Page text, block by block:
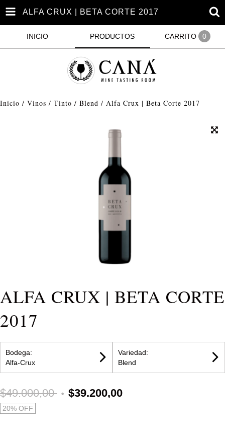
ALFA CRUX | BETA CORTE 2017
INICIO PRODUCTOS CARRITO 0
Inicio / Vinos / Tinto / Blend / Alfa Crux | Beta Corte 2017
ALFA CRUX | BETA CORTE
2017
Bodega:
Alfa-Crux
Variedad:
Blend
$49.000,00 $39.200,00
20% OFF